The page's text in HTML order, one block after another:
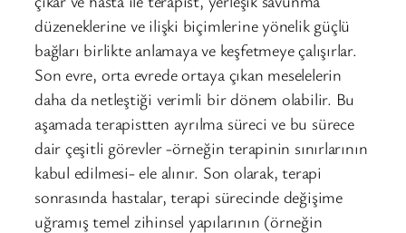
düzeneklerine ve ilişki biçimlerine yönelik güçlü
bağları birlikte anlamaya ve keşfetmeye çalışırlar.
Son evre, orta evrede ortaya çıkan meselelerin
daha da netleştiği verimli bir dönem olabilir. Bu
aşamada terapistten ayrılma süreci ve bu sürece
dair çeşitli görevler -örneğin terapinin sınırlarının
kabul edilmesi- ele alınır. Son olarak, terapi
sonrasında hastalar, terapi sürecinde değişime
uğramış temel zihinsel yapılarının (örneğin